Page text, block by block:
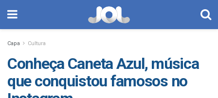
Capa Cultura
Conheça Caneta Azul, música
que conquistou famosos no